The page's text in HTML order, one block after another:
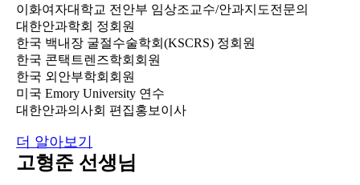
이화여자대학교 전안부 임상조교수/안과지도전문의
대한안과학회 정회원
한국 백내장 굴절수술학회(KSCRS) 정회원
한국 콘택트렌즈학회회원
한국 외안부학회회원
미국 Emory University 연수
대한안과의사회 편집홍보이사
더 알아보기
고형준 선생님